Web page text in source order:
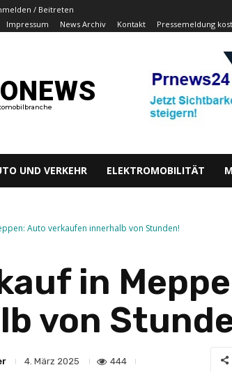
/ Beitreten
Impressum News Archiv Kontakt Pressemeldung
UND VERKEHR ELEKTROMOBILITÄT
Auto verkaufen innerhalb von Stunden!
in
von
4. März 2025 444